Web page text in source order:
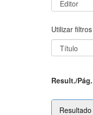
Utilizar
Result./Pág.